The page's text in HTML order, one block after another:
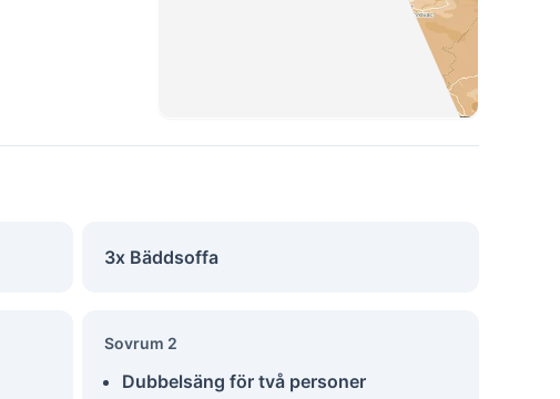
3x Bäddsoffa
Sovrum 2
Dubbelsäng för två personer